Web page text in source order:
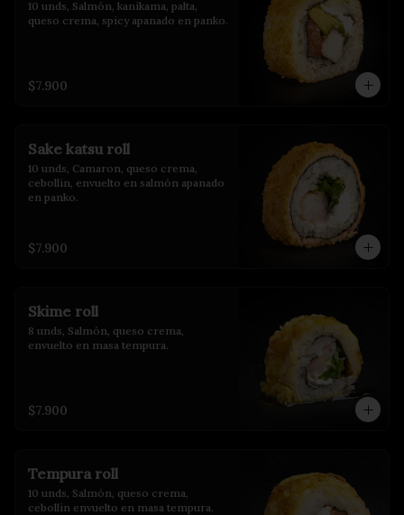
10 unds, Salmón, kanikama, palta,
queso crema, spicy apanado en panko.
$7.900
Sake katsu roll
10 unds, Camaron, queso crema,
cebollin, envuelto en salmón apanado
en panko.
$7.900
Skime roll
8 unds, Salmón, queso crema,
envuelto en masa tempura.
$7.900
Tempura roll
10 unds, Salmón, queso crema,
cebollin envuelto en masa tempura.